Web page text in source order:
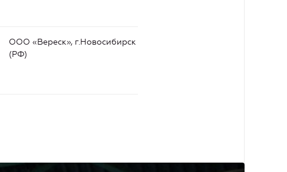
ООО «Вереск», г.Новосибирск
(РФ)